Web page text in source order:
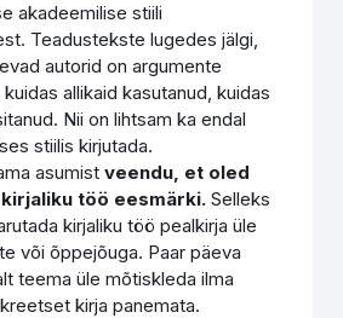
akadeemilise stiili
Teadustekste lugedes jälgi,
autorid on argumente
allikaid kasutanud, kuidas
Nii on lihtsam ka endal
stiilis kirjutada.
asumistveendu, et oled
töö eesmärki. Selleks
kirjaliku töö pealkirja üle
või õppejõuga. Paar päeva
teema üle mõtiskleda ilma
kirja panemata.